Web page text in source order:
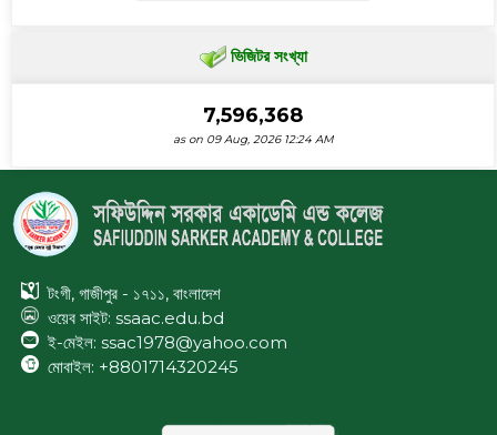
ভিজিটর সংখ্যা
7,596,368
as on 09 Aug, 2026 12:24 AM
টংগী, গাজীপুর - ১৭১১, বাংলাদেশ
ওয়েব সাইট: ssaac.edu.bd
ই-মেইল: ssac1978@yahoo.com
মোবাইল: +8801714320245